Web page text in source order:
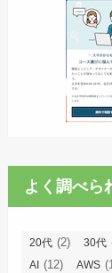
よく調べら
20代 (2) 30代
AI (12) AWS